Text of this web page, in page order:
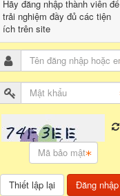
Hãy đăng nhập thành viên để
trải nghiệm đầy đủ các tiện
ích trên site
Đăng nhập